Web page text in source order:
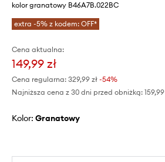
kolor granatowy B46A7B.022BC
extra -5% z kodem: OFF*
Cena aktualna:
149,99 zł
Cena regularna: 329,99 zł -54%
Najniższa cena z 30 dni przed obniżką:
Kolor: granatowy